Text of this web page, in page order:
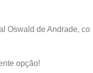
Oswald de Andrade, co
opção!